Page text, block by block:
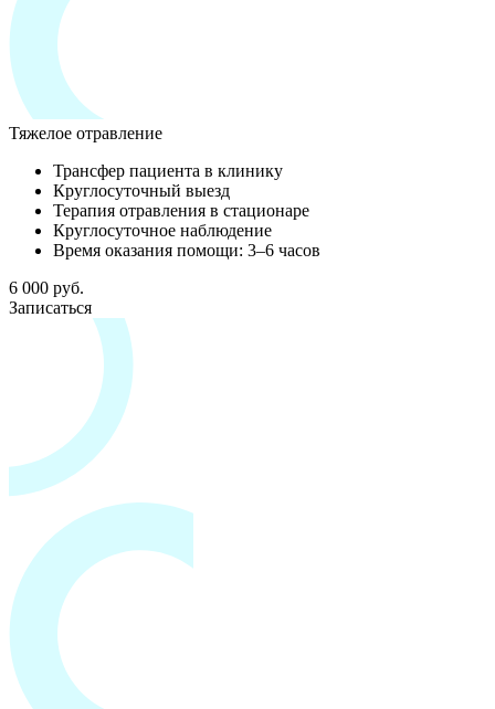
Тяжелое отравление
Трансфер пациента в клинику
Круглосуточный выезд
Терапия отравления в стационаре
Круглосуточное наблюдение
Время оказания помощи: 3–6 часов
6 000 руб.
Записаться